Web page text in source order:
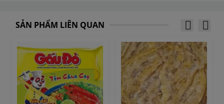
Được sản xuất từ tôm tươi 100%.
Hương vị mặn cay độc đáo.
Thích hợp chấm các loại đồ ăn truyền thống.
SẢN PHẨM LIÊN QUAN